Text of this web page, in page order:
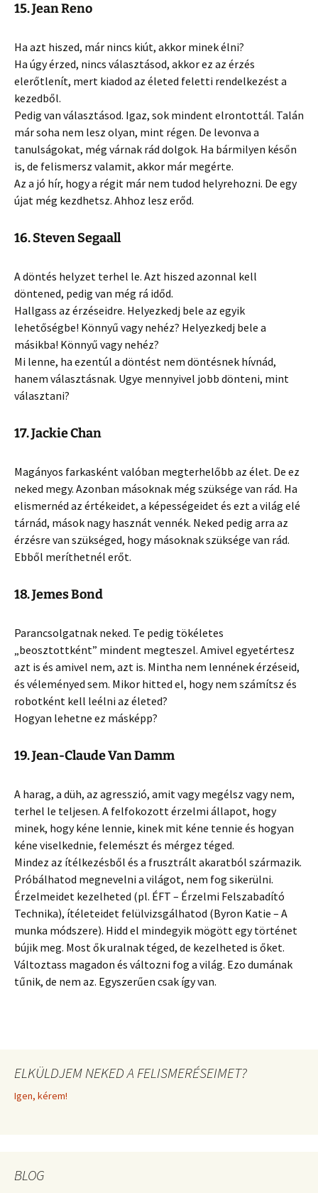
15. Jean Reno
Ha azt hiszed, már nincs kiút, akkor minek élni?
Ha úgy érzed, nincs választásod, akkor ez az érzés
elerőtlenít, mert kiadod az életed feletti rendelkezést a
kezedből.
Pedig van választásod. Igaz, sok mindent elrontottál. Talán
már soha nem lesz olyan, mint régen. De levonva a
tanulságokat, még várnak rád dolgok. Ha bármilyen későn
is, de felismersz valamit, akkor már megérte.
Az a jó hír, hogy a régit már nem tudod helyrehozni. De egy
újat még kezdhetsz. Ahhoz lesz erőd.
16. Steven Segaall
A döntés helyzet terhel le. Azt hiszed azonnal kell
döntened, pedig van még rá időd.
Hallgass az érzéseidre. Helyezkedj bele az egyik
lehetőségbe! Könnyű vagy nehéz? Helyezkedj bele a
másikba! Könnyű vagy nehéz?
Mi lenne, ha ezentúl a döntést nem döntésnek hívnád,
hanem választásnak. Ugye mennyivel jobb dönteni, mint
választani?
17. Jackie Chan
Magányos farkasként valóban megterhelőbb az élet. De ez
neked megy. Azonban másoknak még szüksége van rád. Ha
elismernéd az értékeidet, a képességeidet és ezt a világ elé
tárnád, mások nagy hasznát vennék. Neked pedig arra az
érzésre van szükséged, hogy másoknak szüksége van rád.
Ebből meríthetnél erőt.
18. Jemes Bond
Parancsolgatnak neked. Te pedig tökéletes
„beosztottként” mindent megteszel. Amivel egyetértesz
azt is és amivel nem, azt is. Mintha nem lennének érzéseid,
és véleményed sem. Mikor hitted el, hogy nem számítsz és
robotként kell leélni az életed?
Hogyan lehetne ez másképp?
19. Jean-Claude Van Damm
A harag, a düh, az agresszió, amit vagy megélsz vagy nem,
terhel le teljesen. A felfokozott érzelmi állapot, hogy
minek, hogy kéne lennie, kinek mit kéne tennie és hogyan
kéne viselkednie, felemészt és mérgez téged.
Mindez az ítélkezésből és a frusztrált akaratból származik.
Próbálhatod megnevelni a világot, nem fog sikerülni.
Érzelmeidet kezelheted (pl. ÉFT – Érzelmi Felszabadító
Technika), ítéleteidet felülvizsgálhatod (Byron Katie – A
munka módszere). Hidd el mindegyik mögött egy történet
bújik meg. Most ők uralnak téged, de kezelheted is őket.
Változtass magadon és változni fog a világ. Ezo dumának
tűnik, de nem az. Egyszerűen csak így van.
ELKÜLDJEM NEKED A FELISMERÉSEIMET?
Igen, kérem!
BLOG